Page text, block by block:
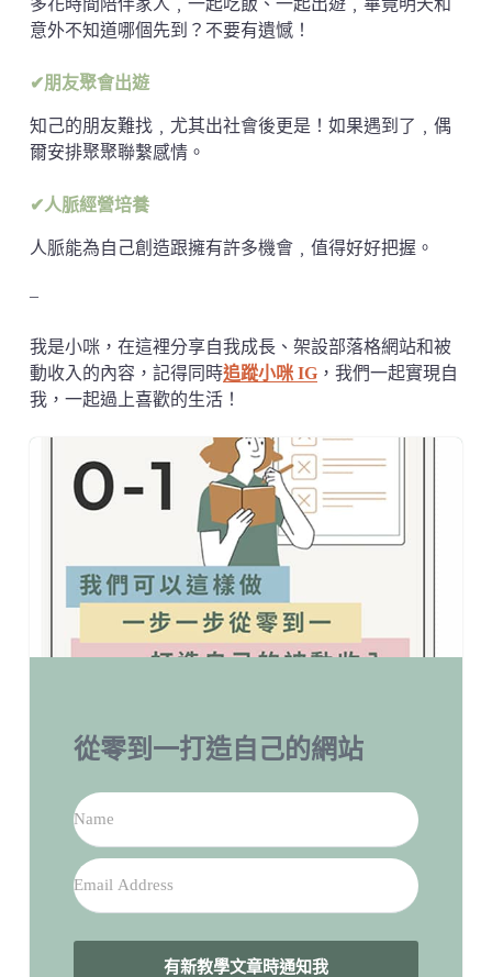
多花時間陪伴家人﹐一起吃飯、一起出遊﹐畢竟明天和
意外不知道哪個先到？不要有遺憾！
✔朋友聚會出遊
知己的朋友難找﹐尤其出社會後更是！如果遇到了﹐偶
爾安排聚聚聯繫感情。
✔人脈經營培養
人脈能為自己創造跟擁有許多機會﹐值得好好把握。
–
我是小咪，在這裡分享自我成長、架設部落格網站和被
動收入的內容，記得同時追蹤小咪 IG，我們一起實現自
我，一起過上喜歡的生活！
從零到一打造自己的網站
有新教學文章時通知我